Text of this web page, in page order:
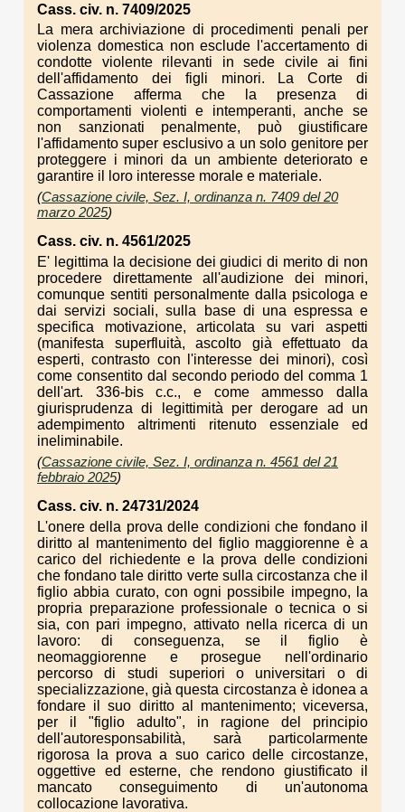
Cass. civ. n. 7409/2025
La mera archiviazione di procedimenti penali per
violenza domestica non esclude l'accertamento di
condotte violente rilevanti in sede civile ai fini
dell'affidamento dei figli minori. La Corte di
Cassazione afferma che la presenza di
comportamenti violenti e intemperanti, anche se
non sanzionati penalmente, può giustificare
l'affidamento super esclusivo a un solo genitore per
proteggere i minori da un ambiente deteriorato e
garantire il loro interesse morale e materiale.
(Cassazione civile, Sez. I, ordinanza n. 7409 del 20
marzo 2025)
Cass. civ. n. 4561/2025
E' legittima la decisione dei giudici di merito di non
procedere direttamente all'audizione dei minori,
comunque sentiti personalmente dalla psicologa e
dai servizi sociali, sulla base di una espressa e
specifica motivazione, articolata su vari aspetti
(manifesta superfluità, ascolto già effettuato da
esperti, contrasto con l'interesse dei minori), così
come consentito dal secondo periodo del comma 1
dell'art. 336-bis c.c., e come ammesso dalla
giurisprudenza di legittimità per derogare ad un
adempimento altrimenti ritenuto essenziale ed
ineliminabile.
(Cassazione civile, Sez. I, ordinanza n. 4561 del 21
febbraio 2025)
Cass. civ. n. 24731/2024
L'onere della prova delle condizioni che fondano il
diritto al mantenimento del figlio maggiorenne è a
carico del richiedente e la prova delle condizioni
che fondano tale diritto verte sulla circostanza che il
figlio abbia curato, con ogni possibile impegno, la
propria preparazione professionale o tecnica o si
sia, con pari impegno, attivato nella ricerca di un
lavoro: di conseguenza, se il figlio è
neomaggiorenne e prosegue nell'ordinario
percorso di studi superiori o universitari o di
specializzazione, già questa circostanza è idonea a
fondare il suo diritto al mantenimento; viceversa,
per il "figlio adulto", in ragione del principio
dell'autoresponsabilità, sarà particolarmente
rigorosa la prova a suo carico delle circostanze,
oggettive ed esterne, che rendono giustificato il
mancato conseguimento di un'autonoma
collocazione lavorativa.